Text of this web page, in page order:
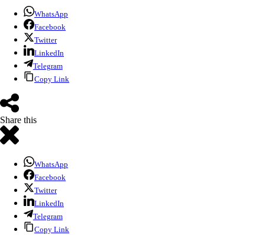
WhatsApp
Facebook
Twitter
LinkedIn
Telegram
Copy Link
Share this
WhatsApp
Facebook
Twitter
LinkedIn
Telegram
Copy Link